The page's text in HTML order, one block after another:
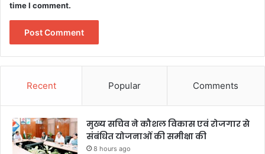
time I comment.
Recent Popular Comments
मुख्य सचिव ने कौशल विकास एवं रोजगार से
संबंधित योजनाओं की समीक्षा की
8 hours ago